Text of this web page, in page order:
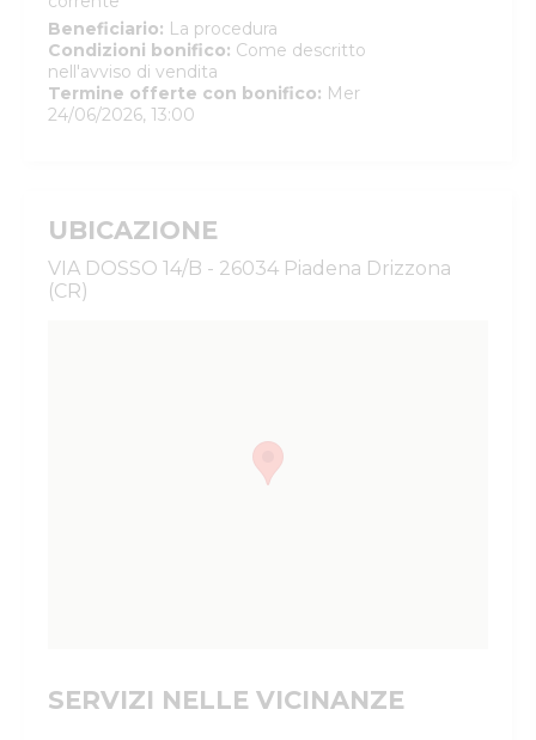
Beneficiario: La procedura
Condizioni bonifico: Come descritto
nell'avviso di vendita
Termine offerte con bonifico: Mer
24/06/2026, 13:00
UBICAZIONE
VIA DOSSO 14/B - 26034 Piadena Drizzona
(CR)
SERVIZI NELLE VICINANZE